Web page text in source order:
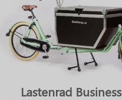
Lastenrad Business